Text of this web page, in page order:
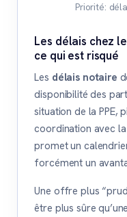
Priorité:
Les délais chez
ce qui est risqué
Les délais notaire
disponibilité des
situation de la PPE,
coordination avec
promet un
forcément un
Une offre plus
être plus sûre